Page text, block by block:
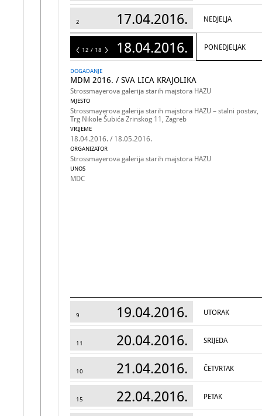
2 17.04.2016. NEDJELJA
18 18.04.2016. PONEDJELJAK
12 / 18
DOGADANJE
MDM 2016. / SVA LICA KRAJOLIKA
Strossmayerova galerija starih majstora HAZU
MJESTO
Strossmayerova galerija starih majstora HAZU – stalni postav,
Trg Nikole Šubića Zrinskog 11, Zagreb
VRIJEME
18.04.2016. / 18.05.2016.
ORGANIZATOR
Strossmayerova galerija starih majstora HAZU
UNOS
MDC
9 19.04.2016. UTORAK
11 20.04.2016. SRIJEDA
10 21.04.2016. ČETVRTAK
15 22.04.2016. PETAK